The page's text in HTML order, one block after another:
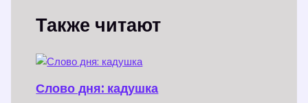
Также читают
Слово дня: кадушка